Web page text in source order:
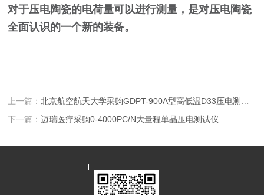
对于压电陶瓷的电荷量可以进行测量，是对压电陶瓷
全面认识的一个新的装备。
上一篇：北京航空航天大学采购GDPT-900A型高低温D33压电测试系统
下一篇：迈瑞医疗采购0-4000PC/N大量程单晶压电测试仪